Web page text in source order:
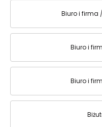
Biuro i firma
Biuro i
Biuro i